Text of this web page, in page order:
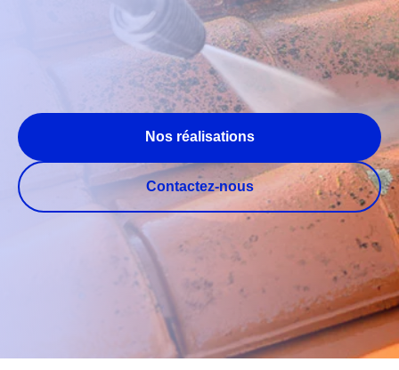
Nos réalisations
Contactez-nous